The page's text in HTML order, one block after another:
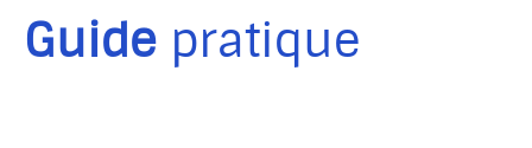
Guidepratique